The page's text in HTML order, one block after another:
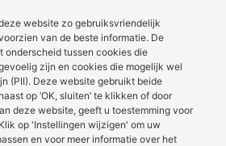
website zo gebruiksvriendelijk
van de beste informatie. De
onderscheid tussen cookies die
zijn en cookies die mogelijk wel
(PII). Deze website gebruikt beide
op ‘OK, sluiten’ te klikken of door
deze website, geeft u toestemming voor
op 'Instellingen wijzigen' om uw
en voor meer informatie over het